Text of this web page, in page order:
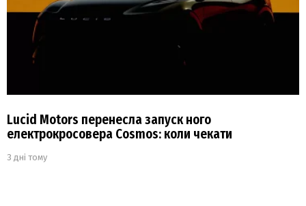
Lucid Motors перенесла запуск ного
електрокросовера Cosmos: коли чекати
3 дні тому